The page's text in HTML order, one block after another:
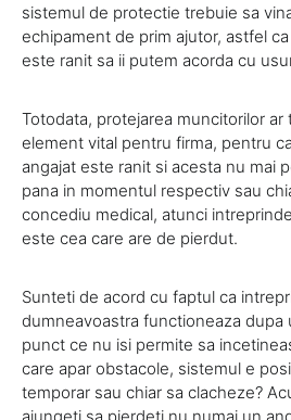
sistemul de protectie trebuie sa
echipament de prim ajutor, astfel
este ranit sa ii putem acorda cu
Totodata, protejarea muncitorilor ar
element vital pentru firma, pentru
angajat este ranit si acesta nu mai
pana in momentul respectiv sau
concediu medical, atunci
este cea care are de pierdut.
Sunteti de acord cu faptul ca
dumneavoastra functioneaza dupa
punct ce nu isi permite sa
care apar obstacole, sistemul e
temporar sau chiar sa clacheze?